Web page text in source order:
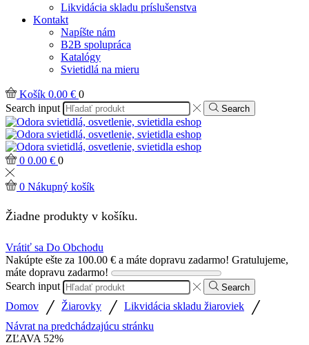
Likvidácia skladu príslušenstva
Kontakt
Napíšte nám
B2B spolupráca
Katalógy
Svietidlá na mieru
Košík 0.00 € 0
Search input
Search
0 0.00 € 0
0 Nákupný košík
Žiadne produkty v košíku.
Vrátiť sa Do Obchodu
Nakúpte ešte za 100.00 € a máte dopravu zadarmo! Gratulujeme,
máte dopravu zadarmo!
Search input
Search
Domov / Žiarovky / Likvidácia skladu žiaroviek /
Návrat na predchádzajúcu stránku
ZĽAVA 52%